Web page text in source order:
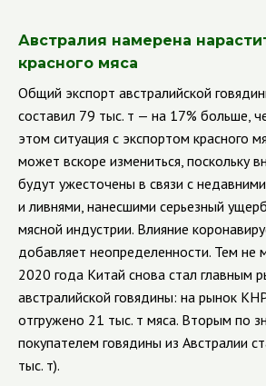
Австралия намерена
красного мяса
Общий экспорт австралийской
составил 79 тыс. т — на 17% больше,
этом ситуация с экспортом красного
может вскоре измениться, поскольку
будут ужесточены в связи с
и ливнями, нанесшими серьезный
мясной индустрии. Влияние
добавляет неопределенности. Тем не
2020 года Китай снова стал главным
австралийской говядины: на рынок
отгружено 21 тыс. т мяса. Вторым по
покупателем говядины из Австралии
тыс. т).